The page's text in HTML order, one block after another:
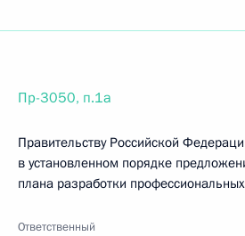
Пр-3050, п.1а
Правительству Российской
в установленном порядке
плана разработки
Ответственный